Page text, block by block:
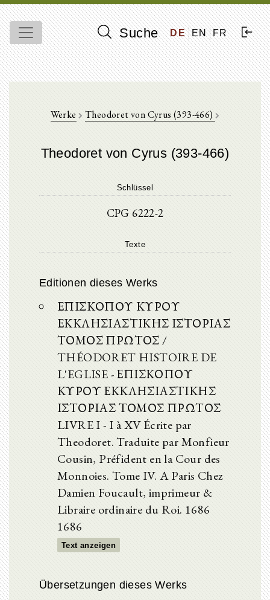
Suche DE EN FR
Werke Theodoret von Cyrus (393-466)
Theodoret von Cyrus (393-466)
Schlüssel
CPG 6222-2
Texte
Editionen dieses Werks
ΕΠΙΣΚΟΠΟΥ ΚΥΡΟΥ
ΕΚΚΛΗΣΙΑΣΤΙΚΗΣ ΙΣΤΟΡΙΑΣ
ΤΟΜΟΣ ΠΡΩΤΟΣ /
THÉODORET HISTOIRE DE
L'EGLISE - ΕΠΙΣΚΟΠΟΥ
ΚΥΡΟΥ ΕΚΚΛΗΣΙΑΣΤΙΚΗΣ
ΙΣΤΟΡΙΑΣ ΤΟΜΟΣ ΠΡΩΤΟΣ
LIVRE I - I à XV Écrite par
Theodoret. Traduite par Monfieur
Cousin, Préfident en la Cour des
Monnoies. Tome IV. A Paris Chez
Damien Foucault, imprimeur &
Libraire ordinaire du Roi. 1686
1686
Text anzeigen
Übersetzungen dieses Werks